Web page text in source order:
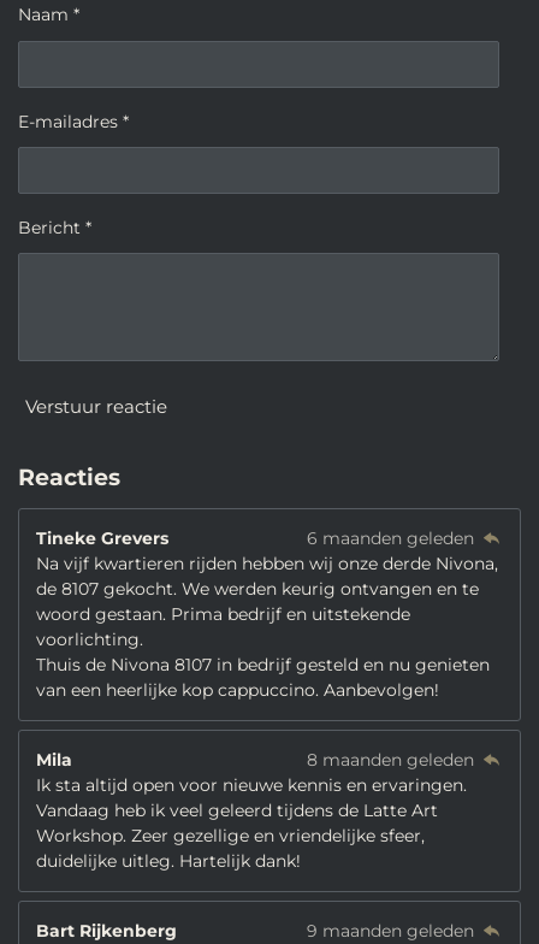
Naam *
E-mailadres *
Bericht *
Verstuur reactie
Reacties
Tineke Grevers
6 maanden geleden
Na vijf kwartieren rijden hebben wij onze derde Nivona,
de 8107 gekocht. We werden keurig ontvangen en te
woord gestaan. Prima bedrijf en uitstekende
voorlichting.
Thuis de Nivona 8107 in bedrijf gesteld en nu genieten
van een heerlijke kop cappuccino. Aanbevolgen!
Mila
8 maanden geleden
Ik sta altijd open voor nieuwe kennis en ervaringen.
Vandaag heb ik veel geleerd tijdens de Latte Art
Workshop. Zeer gezellige en vriendelijke sfeer,
duidelijke uitleg. Hartelijk dank!
Bart Rijkenberg
9 maanden geleden